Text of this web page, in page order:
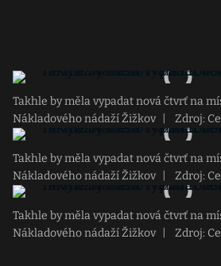
Takhle by měla vypadat nová čtvrť na
Nákladového nádaží Žižkov
Zdroj:
Takhle by měla vypadat nová čtvrť na
Nákladového nádaží Žižkov
Zdroj:
Takhle by měla vypadat nová čtvrť na
Nákladového nádaží Žižkov
Zdroj: